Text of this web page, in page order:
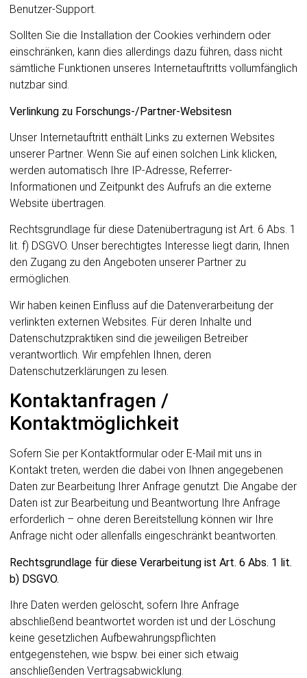
Benutzer-Support.
Sollten Sie die Installation der Cookies verhindern oder
einschränken, kann dies allerdings dazu führen, dass nicht
sämtliche Funktionen unseres Internetauftritts vollumfänglich
nutzbar sind.
Verlinkung zu Forschungs-/Partner-Websitesn
Unser Internetauftritt enthält Links zu externen Websites
unserer Partner. Wenn Sie auf einen solchen Link klicken,
werden automatisch Ihre IP-Adresse, Referrer-
Informationen und Zeitpunkt des Aufrufs an die externe
Website übertragen.
Rechtsgrundlage für diese Datenübertragung ist Art. 6 Abs. 1
lit. f) DSGVO. Unser berechtigtes Interesse liegt darin, Ihnen
den Zugang zu den Angeboten unserer Partner zu
ermöglichen.
Wir haben keinen Einfluss auf die Datenverarbeitung der
verlinkten externen Websites. Für deren Inhalte und
Datenschutzpraktiken sind die jeweiligen Betreiber
verantwortlich. Wir empfehlen Ihnen, deren
Datenschutzerklärungen zu lesen.
Kontaktanfragen /
Kontaktmöglichkeit
Sofern Sie per Kontaktformular oder E-Mail mit uns in
Kontakt treten, werden die dabei von Ihnen angegebenen
Daten zur Bearbeitung Ihrer Anfrage genutzt. Die Angabe der
Daten ist zur Bearbeitung und Beantwortung Ihre Anfrage
erforderlich – ohne deren Bereitstellung können wir Ihre
Anfrage nicht oder allenfalls eingeschränkt beantworten.
Rechtsgrundlage für diese Verarbeitung ist Art. 6 Abs. 1 lit.
b) DSGVO.
Ihre Daten werden gelöscht, sofern Ihre Anfrage
abschließend beantwortet worden ist und der Löschung
keine gesetzlichen Aufbewahrungspflichten
entgegenstehen, wie bspw. bei einer sich etwaig
anschließenden Vertragsabwicklung.